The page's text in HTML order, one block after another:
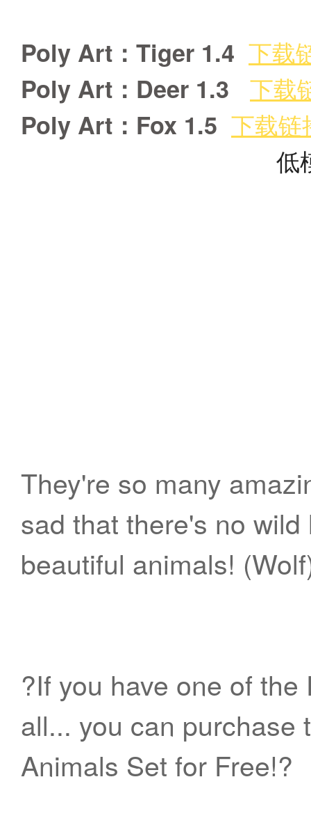
Poly Art：Tiger 1.4 下载
Poly Art：Deer 1.3 下载
Poly Art：Fox 1.5 下载链
低
They're so many
sad that there's no
beautiful animals!
?If you have one of
all... you can purchase
Animals Set for Free!?